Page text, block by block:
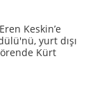
Keskin’e
yurt dışı
Kürt